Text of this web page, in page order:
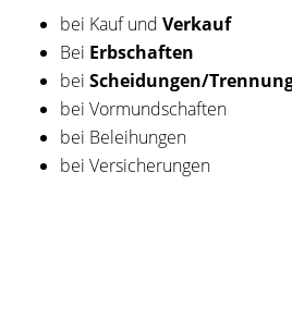
bei Kauf und Verkauf
Bei Erbschaften
bei Scheidungen/
bei Vormundschaften
bei Beleihungen
bei Versicherungen